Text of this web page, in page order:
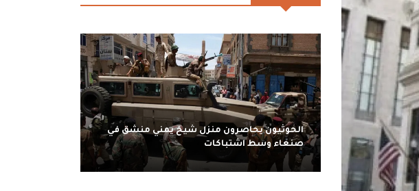
الحوثيون يحاصرون منزل شيخ يمني منشق في
صنعاء وسط اشتباكات